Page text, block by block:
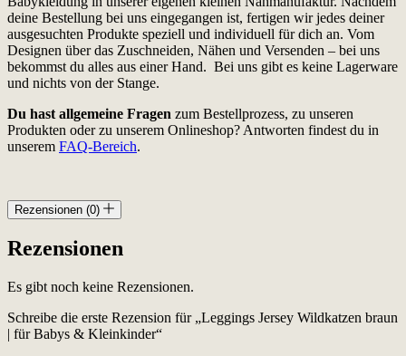
deine Bestellung bei uns eingegangen ist, fertigen wir jedes deiner
ausgesuchten Produkte speziell und individuell für dich an. Vom
Designen über das Zuschneiden, Nähen und Versenden – bei uns
bekommst du alles aus einer Hand. Bei uns gibt es keine Lagerware
und nichts von der Stange.
Du hast allgemeine Fragen zum Bestellprozess, zu unseren
Produkten oder zu unserem Onlineshop? Antworten findest du in
unserem FAQ-Bereich.
Rezensionen (0)
Rezensionen
Es gibt noch keine Rezensionen.
Schreibe die erste Rezension für „Leggings Jersey Wildkatzen braun
| für Babys & Kleinkinder“